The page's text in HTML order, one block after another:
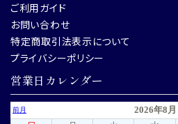
ご利用ガイド
お問い合わせ
特定商取引法表示について
プライバシーポリシー
営業日カレンダー